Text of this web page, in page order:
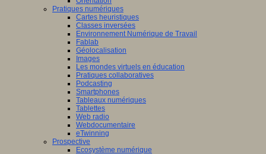
Pratiques numériques
Cartes heuristiques
Classes inversées
Environnement Numérique de Travail
Fablab
Géolocalisation
Images
Les mondes virtuels en éducation
Pratiques collaboratives
Podcasting
Smartphones
Tableaux numériques
Tablettes
Web radio
Webdocumentaire
eTwinning
Prospective
Ecosystème numérique